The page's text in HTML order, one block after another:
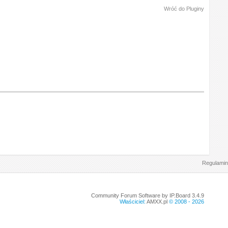
Wróć do Pluginy
Regulamin
Community Forum Software by IP.Board 3.4.9
Właściciel: AMXX.pl© 2008 - 2026